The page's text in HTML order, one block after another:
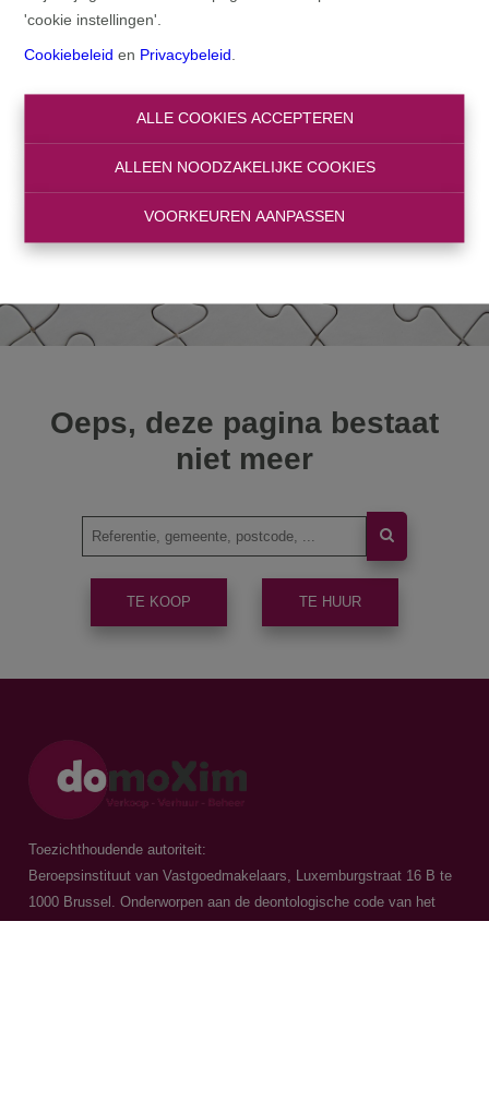
'cookie instellingen'.
Cookiebeleid en Privacybeleid
ALLE COOKIES ACCEPTEREN
ALLEEN NOODZAKELIJKE COOKIES
VOORKEUREN AANPASSEN
Oeps, deze pagina bestaat
niet meer
TE KOOP TE HUUR
Toezichthoudende autoriteit:
Beroepsinstituut van Vastgoedmakelaars, Luxemburgstraat 16 B te
1000 Brussel. Onderworpen aan de deontologische code van het